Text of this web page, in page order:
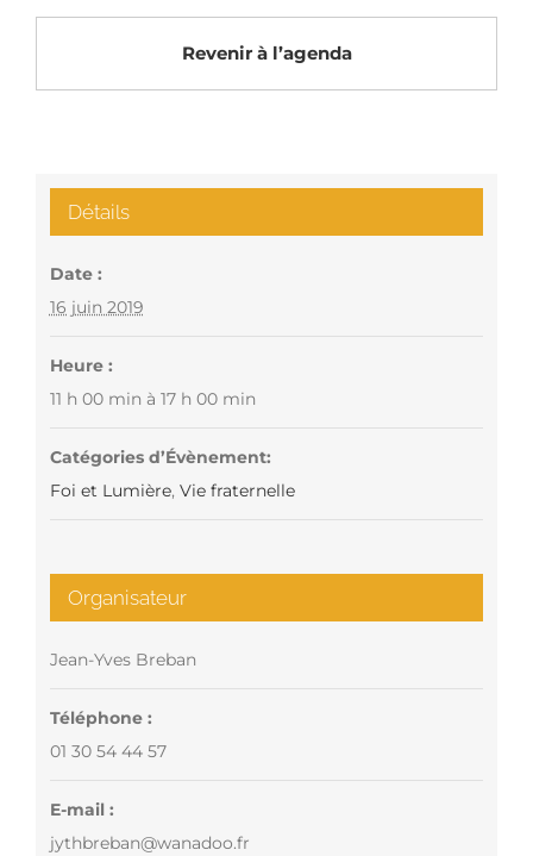
Revenir à l’agenda
Détails
Date :
16 juin 2019
Heure :
11 h 00 min à 17 h 00 min
Catégories d’Évènement:
Foi et Lumière, Vie fraternelle
Organisateur
Jean-Yves Breban
Téléphone :
01 30 54 44 57
E-mail :
jythbreban@wanadoo.fr